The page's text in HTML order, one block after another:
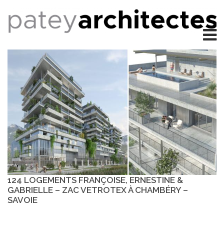
124 LOGEMENTS FRANÇOISE, ERNESTINE &
GABRIELLE – ZAC VETROTEX À CHAMBÉRY –
SAVOIE